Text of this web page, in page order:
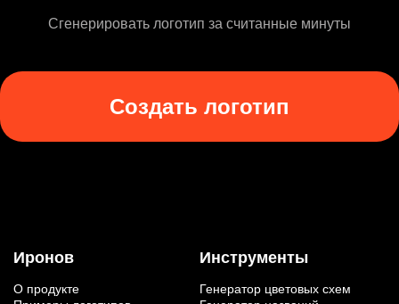
Сгенерировать логотип за считанные минуты
Создать логотип
Иронов
О продукте
Инструменты
Генератор цветовых схем